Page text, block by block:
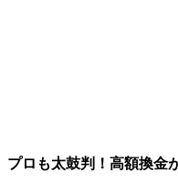
プロも太鼓判！高額換金